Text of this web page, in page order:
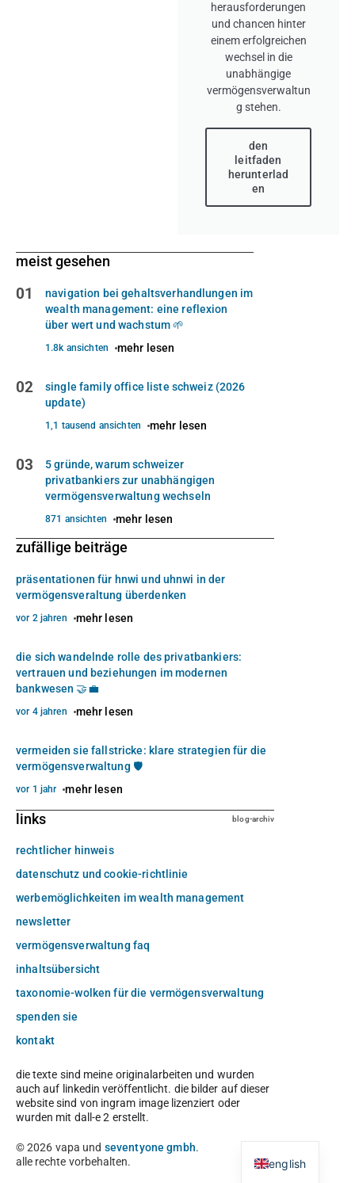
herausforderungen
und chancen hinter
einem erfolgreichen
wechsel in die
unabhängige
vermögensverwaltun
g stehen.
den
leitfaden
herunterlad
en
meist gesehen
01
navigation bei gehaltsverhandlungen im
wealth management: eine reflexion
über wert und wachstum 🌱
1.8k ansichten mehr lesen
02
single family office liste schweiz (2026
update)
1,1 tausend ansichten mehr lesen
03
5 gründe, warum schweizer
privatbankiers zur unabhängigen
vermögensverwaltung wechseln
871 ansichten mehr lesen
zufällige beiträge
präsentationen für hnwi und uhnwi in der
vermögensveraltung überdenken
vor 2 jahren mehr lesen
die sich wandelnde rolle des privatbankiers:
vertrauen und beziehungen im modernen
bankwesen 🤝💼
vor 4 jahren mehr lesen
vermeiden sie fallstricke: klare strategien für die
vermögensverwaltung 🛡️
vor 1 jahr mehr lesen
links blog-archiv
rechtlicher hinweis
datenschutz und cookie-richtlinie
werbemöglichkeiten im wealth management
newsletter
vermögensverwaltung faq
inhaltsübersicht
taxonomie-wolken für die vermögensverwaltung
spenden sie
kontakt
© 2026 vapa und seventyone gmbh.
alle rechte vorbehalten.
die texte sind meine originalarbeiten und wurden
auch auf linkedin veröffentlicht. die bilder auf dieser
website sind von ingram image lizenziert oder
wurden mit dall-e 2 erstellt.
english